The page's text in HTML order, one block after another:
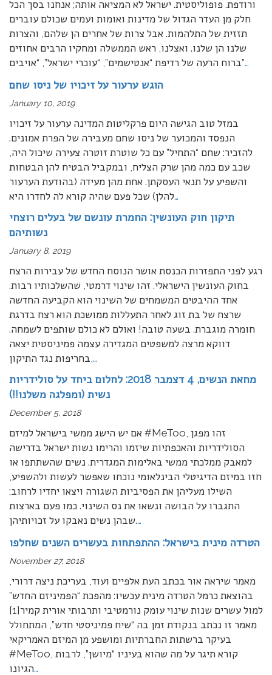
ורודפת. פופוליסטית. ישראל לא המציאה אותה; אנחנו בסך הכל
חלק מן העדר הגדול של מדינות ואומות ועמים שכולם עוברים
תזזית של התלהמות. אבל צרות של אחרים הן שלהם, והצרות
שלנו הן שלנו. ואצלנו, ראש הממשלה ומחקיו הרבים אחוזים
ברוח הרעה של רדיפת “אנטישמים”, “עוכרי ישראל”, “אויבים”…
הוגש ערעור על זיכויו של ניסו שחם
January 10, 2019
במזל טוב הגישה היום פרקליטות המדינה ערעור על זיכויו
הנפסד והמכוער של ניסו שחם מעבירה של הפרת אמונים.
להזכיר: שחם “התחיל” עם כל שוטרת זוטרה צעירה שיכול היה,
שכב עם כמה מהן שרק הצליח, ובמקביל הבטיח להן הבטחות
והשפיע על תנאי העסקתן. אחת מהן מעידה (בהודעת הערעור
להלן) שכל פעם שהיה קורא לה לחדרו היא…
תיקון חוק העונשין: החמרת עונשם של בעלים רוצחי
נשותיהם
January 8, 2019
רגע לפני התפזרות הכנסת אושר הנוסח החדש של עבירות הרצח
בחוק העונשין הישראלי. זהו שינוי דרמטי, שהשלכותיו רבות.
אחד ההיבטים המשמחים של השינוי הוא הקביעה החדשה
שרצח של בת זוג לאחר התעללות ממושכת הוא רצח בדרגת
חומרה מוגברת. בשעה טובה! ואולם לא כולם שותפים לשמחה.
דווקא מרצה למשפטים המגדירה עצמה פמיניסטית יצאה
בחריפות נגד התיקון,…
מחאת הנשים, 4 דצמבר 2018: לחלום ביחד על סולידריות
נשית (ומפלגה משלנו!!)
December 5, 2018
אם יש הישג ממשי בישראל למיזם #MeToo, זהו מפגן
הסולידריות והאכפתיות שיזמו והרימו נשות ישראל בדרישה
למאבק ממלכתי ממשי באלימות המגדרית. נשים שהשתתפו או
חזו במיזם הדיגיטלי הבינלאומי נוכחו שאפשר לעשות ולהשפיע,
השילו מעליהן את הפסיביות השגורה ויצאו יחדיו לרחוב;
התגברו על הבושה ונשאו את נס השינוי. כמו פעם בארצות
שבהן נשים נאבקו על זכויותיהן.…
הטרדה מינית בישראל: ההתפתחות בעשרים השנים שחלפו
November 27, 2018
מאמר שיראה אור בכתב העת אלפיים ועוד, בעריכת ניצה דרורי,
בהוצאת כרמל הטרדה מינית עכשיו: מהפכת “הפמיניזם החדש”
למול עשרים שנות שינוי עומק נורמטיבי ותרבותי אורית קמיר[1]
מאמר זו נכתב בנקודת זמן בה “שיח פמיניסטי חדש”, המתחולל
בעיקר ברשתות החברתיות ומושפע מן המיזם האמריקאי
#MeToo, קורא תיגר על מה שהוא בעיניו “מיושן”, לרבות
הגיונו…